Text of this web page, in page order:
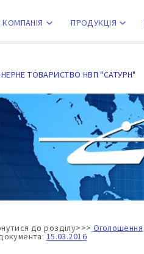
КОМПАНІЯ ПРОДУКЦІЯ
ТОВАРИСТВО НВП "САТУРН"
до розділу>>> Оголошення
15.03.2016